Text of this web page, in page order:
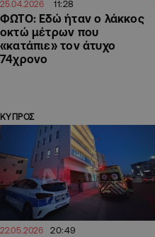
25.04.2026 11:28
ΦΩΤΟ: Εδώ ήταν ο λάκκος
οκτώ μέτρων που
«κατάπιε» τον άτυχο
74χρονο
ΚΥΠΡΟΣ
22.05.2026 20:49